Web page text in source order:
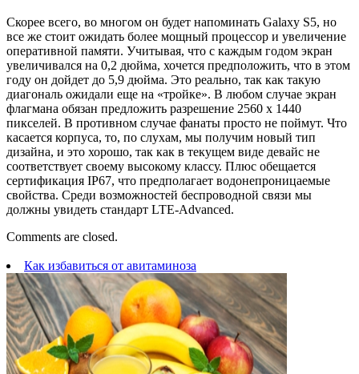
Скорее всего, во многом он будет напоминать Galaxy S5, но
все же стоит ожидать более мощный процессор и увеличение
оперативной памяти. Учитывая, что с каждым годом экран
увеличивался на 0,2 дюйма, хочется предположить, что в этом
году он дойдет до 5,9 дюйма. Это реально, так как такую
диагональ ожидали еще на «тройке». В любом случае экран
флагмана обязан предложить разрешение 2560 x 1440
пикселей. В противном случае фанаты просто не поймут. Что
касается корпуса, то, по слухам, мы получим новый тип
дизайна, и это хорошо, так как в текущем виде девайс не
соответствует своему высокому классу. Плюс обещается
сертификация IP67, что предполагает водонепроницаемые
свойства. Среди возможностей беспроводной связи мы
должны увидеть стандарт LTE-Advanced.
Comments are closed.
Как избавиться от авитаминоза